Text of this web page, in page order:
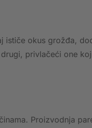
ističe okus grožđa,
privlačeći one
Proizvodnja